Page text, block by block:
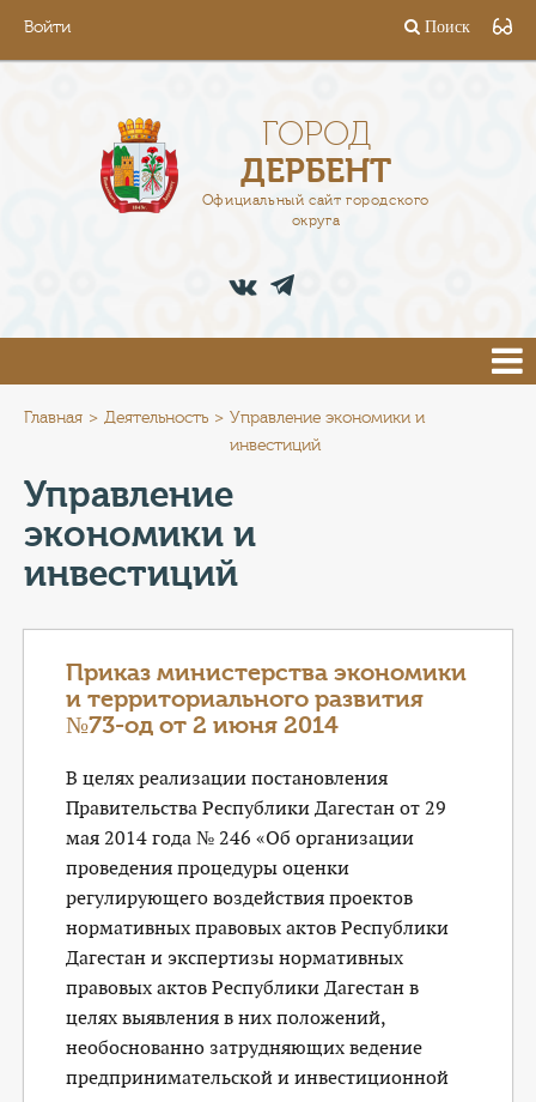
Войти Поиск
ГОРОД
ДЕРБЕНТ
Официальный сайт городского
округа
АДМИНИСТРАЦИЯ
ПРЕСС-ЦЕНТР
ТУРИСТАМ
КОНТАКТЫ
ГЕРОИ Z
КАТАЛОГ УСЛУГ
СЛУЖБА ПО КОНТРАКТУ
Главная Деятельность
Управление экономики и
инвестиций
Управление
экономики и
инвестиций
Приказ министерства экономики
и территориального развития
№73-од от 2 июня 2014
В целях реализации постановления
Правительства Республики Дагестан от 29
мая 2014 года № 246 «Об организации
проведения процедуры оценки
регулирующего воздействия проектов
нормативных правовых актов Республики
Дагестан и экспертизы нормативных
правовых актов Республики Дагестан в
целях выявления в них положений,
необоснованно затрудняющих ведение
предпринимательской и инвестиционной